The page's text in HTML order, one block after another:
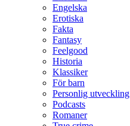
Engelska
Erotiska
Fakta
Fantasy
Feelgood
Historia
Klassiker
För barn
Personlig utveckling
Podcasts
Romaner